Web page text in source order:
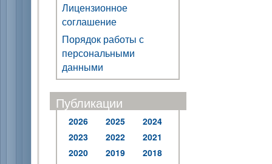
Лицензионное
соглашение
Порядок работы с
персональными
данными
Публикации
2026 2025
2024
2023
2022
2021
2020
2019
2018